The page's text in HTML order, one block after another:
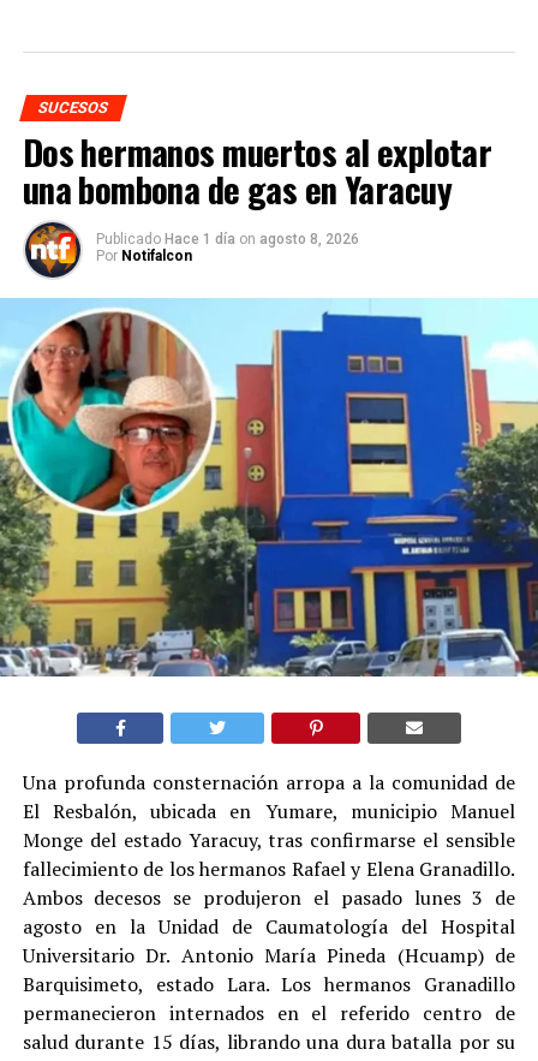
SUCESOS
Dos hermanos muertos al explotar
una bombona de gas en Yaracuy
Publicado Hace 1 día on agosto 8, 2026
Por Notifalcon
Una profunda consternación arropa a la comunidad de
El Resbalón, ubicada en Yumare, municipio Manuel
Monge del estado Yaracuy, tras confirmarse el sensible
fallecimiento de los hermanos Rafael y Elena Granadillo.
Ambos decesos se produjeron el pasado lunes 3 de
agosto en la Unidad de Caumatología del Hospital
Universitario Dr. Antonio María Pineda (Hcuamp) de
Barquisimeto, estado Lara. Los hermanos Granadillo
permanecieron internados en el referido centro de
salud durante 15 días, librando una dura batalla por su